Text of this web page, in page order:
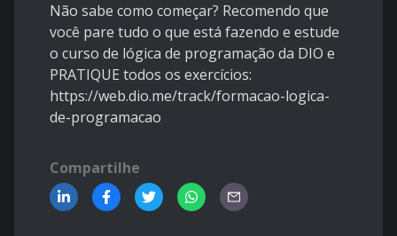
Não sabe como começar? Recomendo que
você pare tudo o que está fazendo e estude
o curso de lógica de programação da DIO e
PRATIQUE todos os exercícios:
https://web.dio.me/track/formacao-logica-
de-programacao
Compartilhe